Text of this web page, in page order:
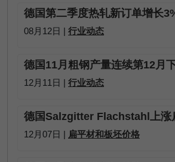
德国第二季度热轧新订单增长
08月12日 | 行业动态
德国11月粗钢产量连续第12月
12月11日 | 行业动态
德国Salzgitter Flachstahl上涨
12月07日 | 扁平材和板坯价格